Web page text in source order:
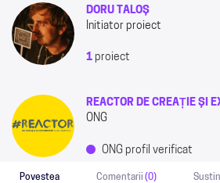
DORU TALOȘ
Initiator proiect
1 proiect
REACTOR DE CREAȚIE ȘI
ONG
ONG profil verificat
Povestea Comentarii (0)